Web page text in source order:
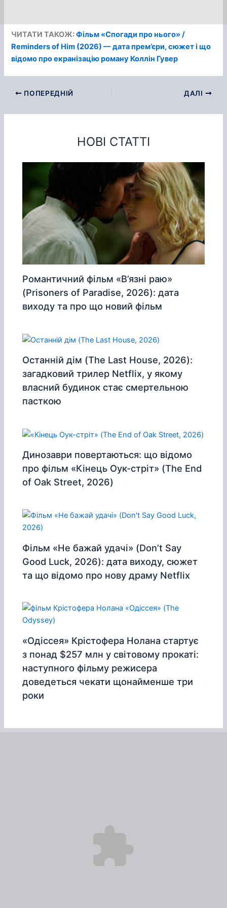
ЧИТАТИ ТАКОЖ:Фільм «Спогади про нього» /
Reminders of Him (2026) — дата прем’єри, сюжет і що
відомо про екранізацію роману Коллін Гувер
ПОПЕРЕДНІЙ ДАЛІ
НОВІ СТАТТІ
Романтичний фільм «В’язні раю»
(Prisoners of Paradise, 2026): дата
виходу та про що новий фільм
Останній дім (The Last House, 2026):
загадковий трилер Netflix, у якому
власний будинок стає смертельною
пасткою
Динозаври повертаються: що відомо
про фільм «Кінець Оук-стріт» (The End
of Oak Street, 2026)
Фільм «Не бажай удачі» (Don’t Say
Good Luck, 2026): дата виходу, сюжет
та що відомо про нову драму Netflix
«Одіссея» Крістофера Нолана стартує
з понад $257 млн у світовому прокаті:
наступного фільму режисера
доведеться чекати щонайменше три
роки